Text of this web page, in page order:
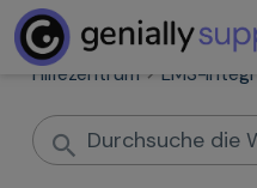
Hilfezentrum LMS-